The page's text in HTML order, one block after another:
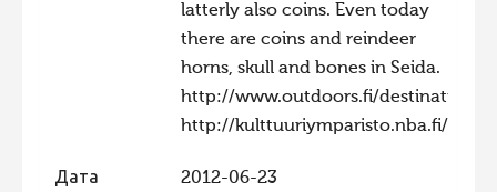
Фотоконкурс 2012
Фотоконкурс 2011
Фотоконкурс 2010
Фотоконкурс 2009
Фотоконкурс 2008
latterly also coins. Even today
there are coins and reindeer
horns, skull and bones in Seida.
http://www.outdoors.fi/destinations/
http://kulttuuriymparisto.nba.fi/
Дата 2012-06-23